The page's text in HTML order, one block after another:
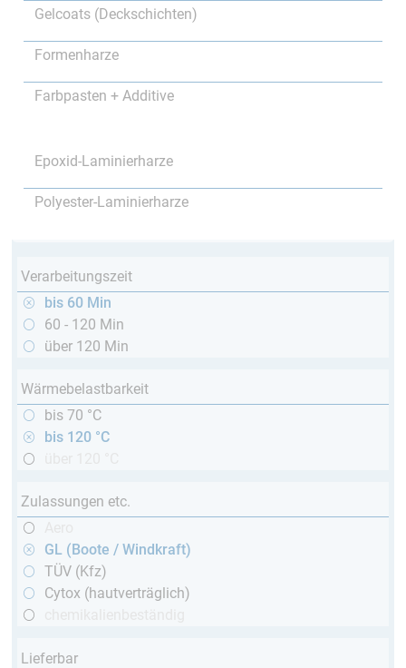
Gelcoats (Deckschichten)
Formenharze
Farbpasten + Additive
Epoxid-Laminierharze
Polyester-Laminierharze
Verarbeitungszeit
bis 60 Min
60 - 120 Min
über 120 Min
Wärmebelastbarkeit
bis 70 °C
bis 120 °C
Zulassungen etc.
GL (Boote / Windkraft)
TÜV (Kfz)
Cytox (hautverträglich)
Lieferbar